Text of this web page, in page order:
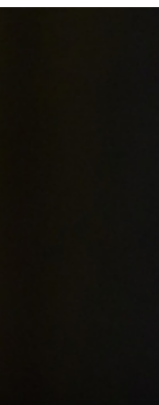
세웠다는 비판이 쏟아
츠 성과 분석, IP 관
태와 '정규직 전환
는 반응이 잇따랐습
고 내용을 수정하여